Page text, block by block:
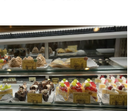
リでジューシーな締めサバが堪らない
もたくさんの種類があります。 メニ
ます。 今
本酒・天明をいただきました。 福島
ーが運命的な出会いをしたお酒だそ
。 酒屋併設のお店なだけ